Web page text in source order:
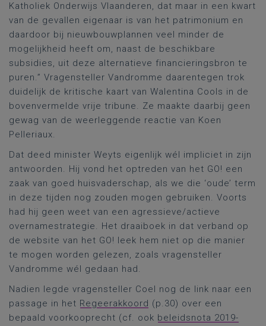
Katholiek Onderwijs Vlaanderen, dat maar in een kwart
van de gevallen eigenaar is van het patrimonium en
daardoor bij nieuwbouwplannen veel minder de
mogelijkheid heeft om, naast de beschikbare
subsidies, uit deze alternatieve financieringsbron te
puren.” Vragensteller Vandromme daarentegen trok
duidelijk de kritische kaart van Walentina Cools in de
bovenvermelde vrije tribune. Ze maakte daarbij geen
gewag van de weerleggende reactie van Koen
Pelleriaux.
Dat deed minister Weyts eigenlijk wél impliciet in zijn
antwoorden. Hij vond het optreden van het GO! een
zaak van goed huisvaderschap, als we die ‘oude’ term
in deze tijden nog zouden mogen gebruiken. Voorts
had hij geen weet van een agressieve/actieve
overnamestrategie. Het draaiboek in dat verband op
de website van het GO! leek hem niet op die manier
te mogen worden gelezen, zoals vragensteller
Vandromme wél gedaan had.
Nadien legde vragensteller Coel nog de link naar een
passage in het Regeerakkoord (p.30) over een
bepaald voorkooprecht (cf. ook beleidsnota 2019-